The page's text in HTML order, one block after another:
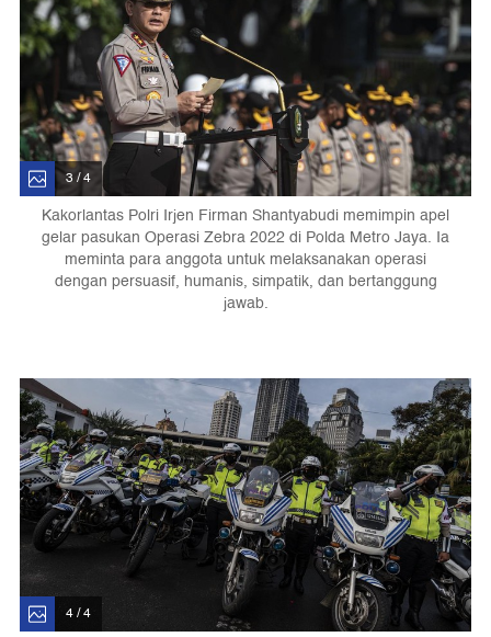
3 / 4
Kakorlantas Polri Irjen Firman Shantyabudi memimpin apel
gelar pasukan Operasi Zebra 2022 di Polda Metro Jaya. Ia
meminta para anggota untuk melaksanakan operasi
dengan persuasif, humanis, simpatik, dan bertanggung
jawab.
4 / 4